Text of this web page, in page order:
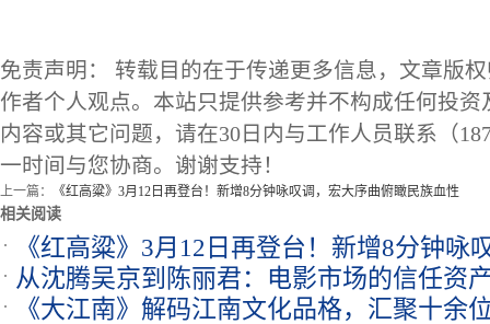
免责声明： 转载目的在于传递更多信息，文章版
作者个人观点。本站只提供参考并不构成任何投
内容或其它问题，请在30日内与工作人员联系（
一时间与您协商。谢谢支持！
上一篇： 《红高粱》3月12日再登台！新增8分钟咏叹调，宏大序曲俯瞰民族血性
相关阅读
《红高粱》3月12日再登台！新增8分钟咏
族血性
从沈腾吴京到陈丽君：电影市场的信任资
《大江南》解码江南文化品格，汇聚十余